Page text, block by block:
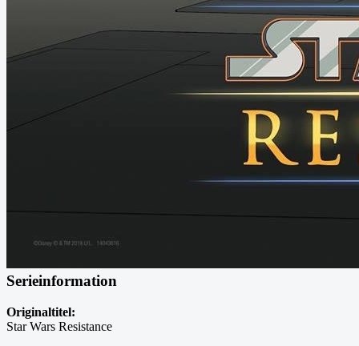
Serieinformation
Originaltitel:
Star Wars Resistance